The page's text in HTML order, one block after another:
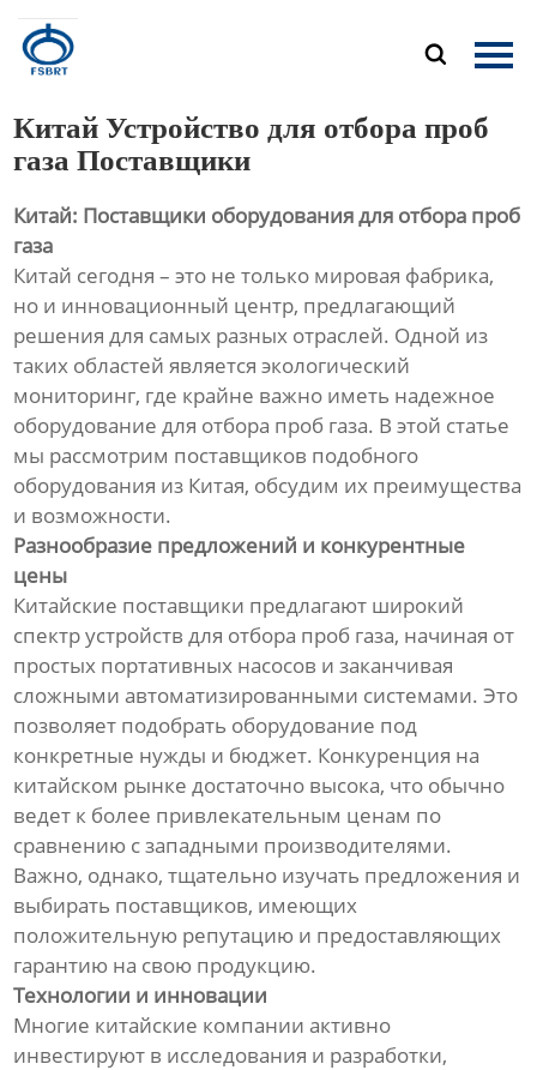

Главная
Новости
Контакты
Китай Устройство для отбора проб
газа Поставщики
Китай: Поставщики оборудования для отбора проб
газа
Китай сегодня – это не только мировая фабрика,
но и инновационный центр, предлагающий
решения для самых разных отраслей. Одной из
таких областей является экологический
мониторинг, где крайне важно иметь надежное
оборудование для отбора проб газа. В этой статье
мы рассмотрим поставщиков подобного
оборудования из Китая, обсудим их преимущества
и возможности.
Разнообразие предложений и конкурентные
цены
Китайские поставщики предлагают широкий
спектр устройств для отбора проб газа, начиная от
простых портативных насосов и заканчивая
сложными автоматизированными системами. Это
позволяет подобрать оборудование под
конкретные нужды и бюджет. Конкуренция на
китайском рынке достаточно высока, что обычно
ведет к более привлекательным ценам по
сравнению с западными производителями.
Важно, однако, тщательно изучать предложения и
выбирать поставщиков, имеющих
положительную репутацию и предоставляющих
гарантию на свою продукцию.
Технологии и инновации
Многие китайские компании активно
инвестируют в исследования и разработки,